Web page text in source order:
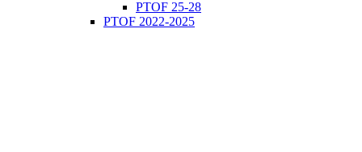
PTOF 25-28
PTOF 2022-2025